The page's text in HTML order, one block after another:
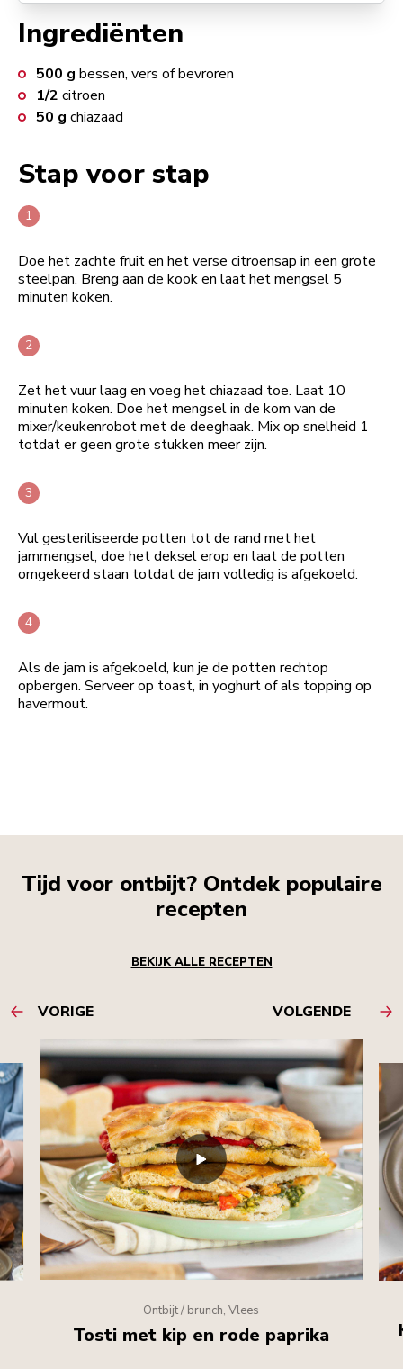
Ingrediënten
500 g bessen, vers of bevroren
1/2 citroen
50 g chiazaad
Stap voor stap
Doe het zachte fruit en het verse citroensap in een grote
steelpan. Breng aan de kook en laat het mengsel 5
minuten koken.
Zet het vuur laag en voeg het chiazaad toe. Laat 10
minuten koken. Doe het mengsel in de kom van de
mixer/keukenrobot met de deeghaak. Mix op snelheid 1
totdat er geen grote stukken meer zijn.
Vul gesteriliseerde potten tot de rand met het
jammengsel, doe het deksel erop en laat de potten
omgekeerd staan totdat de jam volledig is afgekoeld.
Als de jam is afgekoeld, kun je de potten rechtop
opbergen. Serveer op toast, in yoghurt of als topping op
havermout.
Tijd voor ontbijt? Ontdek populaire
recepten
BEKIJK ALLE RECEPTEN
VORIGE VOLGENDE
Ontbijt / brunch, Vlees
Tosti met kip en rode paprika